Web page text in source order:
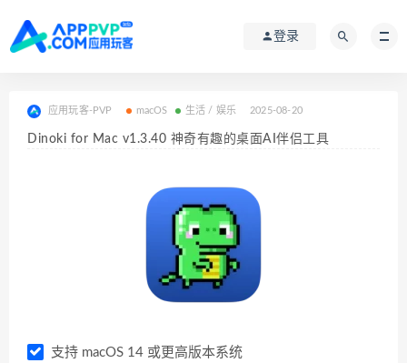
登录
应用玩客-PVP macOS 生活 / 娱乐 2025-08-20
Dinoki for Mac v1.3.40 神奇有趣的桌面AI伴侣工具
支持 macOS 14 或更高版本系统